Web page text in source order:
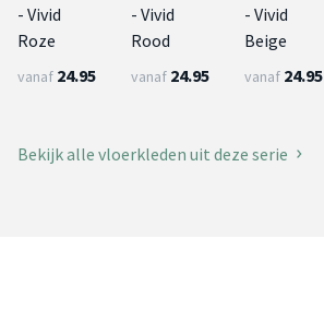
- Vivid
Roze
vanaf 24.95
- Vivid
Rood
vanaf 24.95
- Vivid
Beige
vanaf 24.95
Bekijk alle vloerkleden uit deze serie